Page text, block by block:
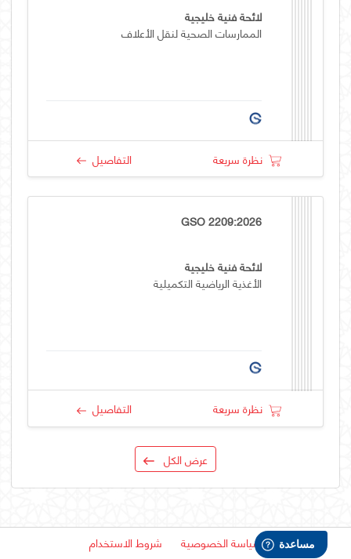
لائحة فنية خليجية
الممارسات الصحية لنقل الأعلاف
نظرة سريعة التفاصيل
GSO 2209:2026
لائحة فنية خليجية
الأغذية الرياضية التكميلية
نظرة سريعة التفاصيل
عرض الكل
سياسة الخصوصية شروط الاستخدام